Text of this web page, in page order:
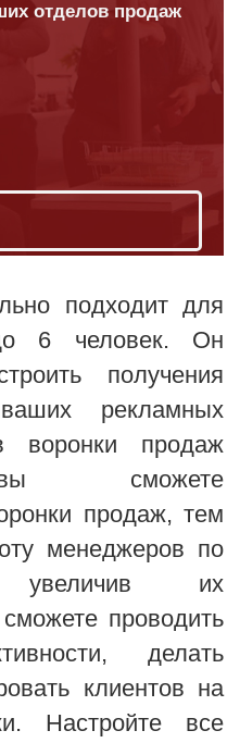
отделов продаж
подходит для
6 человек. Он
получения
рекламных
воронки продаж
сможете
продаж, тем
менеджеров по
их
проводить
делать
клиентов на
Настройте все